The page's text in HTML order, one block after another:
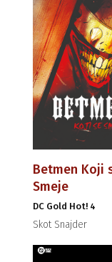
Betmen Koji
Smeje
DC Gold Hot! 4
Skot Snajder